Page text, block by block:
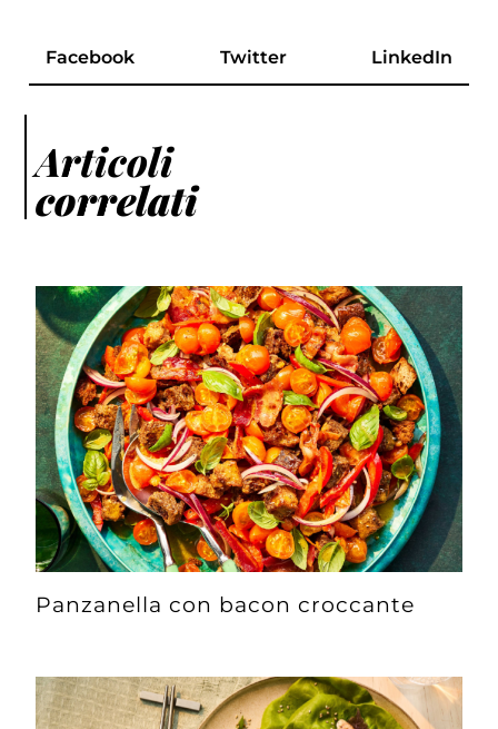
Facebook Twitter LinkedIn
Articoli
correlati
Panzanella con bacon croccante